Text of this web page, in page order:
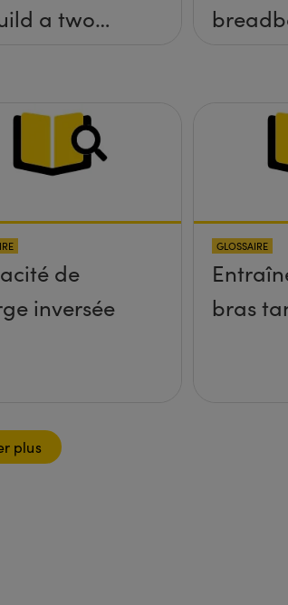
a two
without
the
de
inversée
GLOSSAIRE
bras
plus